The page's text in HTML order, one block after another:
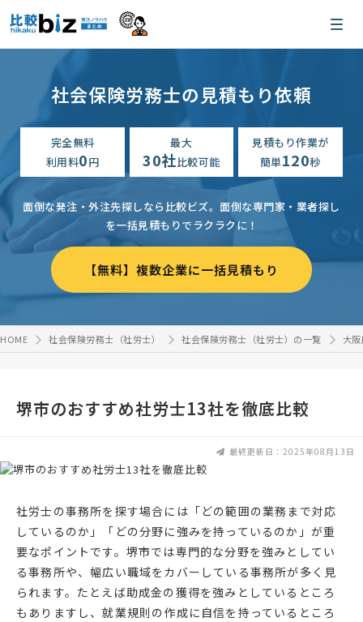
社会保険労務士の見積もり依頼
完全無料
利用料0円
最大
30社比較可能
見積もり作業が
簡単120秒
面倒な発注・外注先探しなら比較ビズ。 面倒な専門家・業者探し
を一括見積もりでラクラクに！
【無料】複数企業に一括見積もり
HOME 社会保険労務士（社労士） 社会保険労務士（社労士）の一覧 大
堺市のおすすめ社労士13社を徹底比較
最終更新日：2025年08月13日
社労士の事務所を探す場合には「どの範囲の業務まで対応
しているのか」「どの分野に強みを持っているのか」が重
要なポイントです。堺市では専門的な分野を強みとしてい
る事務所や、幅広い職域をカバーしている事務所が多く見
られます。たとえば助成金の獲得を強みとしているところ
もありますし、就業規則の作成に自信を持っているところ